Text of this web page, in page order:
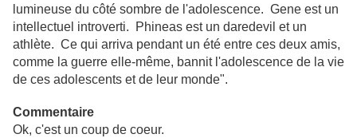
lumineuse du côté sombre de l'adolescence. Gene est un
intellectuel introverti. Phineas est un daredevil et un
athlète. Ce qui arriva pendant un été entre ces deux amis,
comme la guerre elle-même, bannit l'adolescence de la vie
de ces adolescents et de leur monde".
Commentaire
Ok, c'est un coup de coeur.